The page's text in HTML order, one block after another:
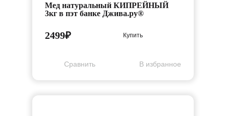
Мед натуральный КИПРЕЙНЫЙ
3кг в пэт банке Джива.ру®
2499₽ Купить
Cравнить В избранное